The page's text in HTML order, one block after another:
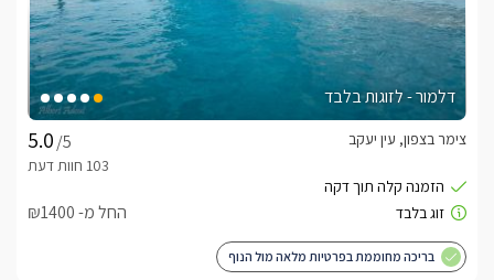
דלמור - לזוגות בלבד
/5
צימר בצפון, עין יעקב
החל מ- ₪1400
בריכה מחוממת בפרטיות מלאה מול הנוף